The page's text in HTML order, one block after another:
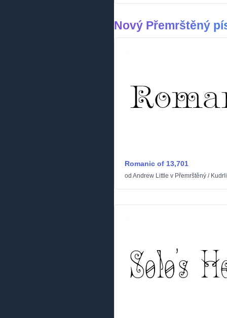
Nový Přemrštěný
Romanic of 13,701
od Andrew Little v Přemrštěný /